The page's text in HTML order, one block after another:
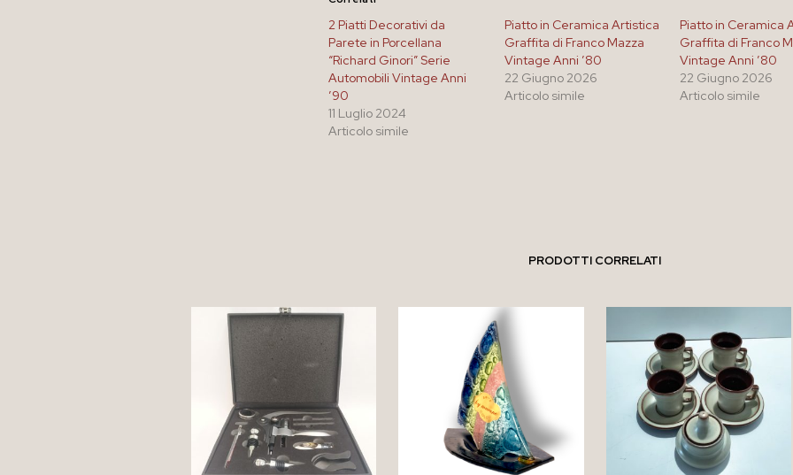
2 Piatti Decorativi da
Parete in Porcellana
“Richard Ginori” Serie
Automobili Vintage Anni
’90
11 Luglio 2024
Articolo simile
Piatto in Ceramica Artistica
Graffita di Franco Mazza
Vintage Anni ’80
22 Giugno 2026
Articolo simile
Piatto in Ceramica
Graffita di Franco
Vintage Anni ’80
22 Giugno 2026
Articolo simile
PRODOTTI CORRELATI